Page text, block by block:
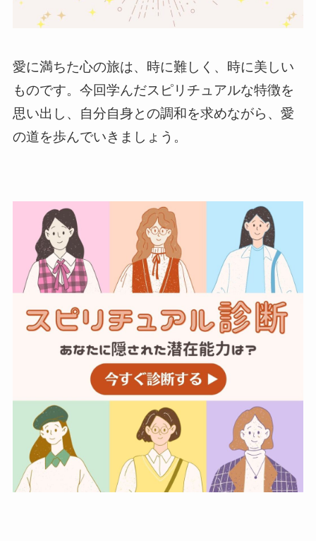
愛に満ちた心の旅は、時に難しく、時に美しい
ものです。今回学んだスピリチュアルな特徴を
思い出し、自分自身との調和を求めながら、愛
の道を歩んでいきましょう。